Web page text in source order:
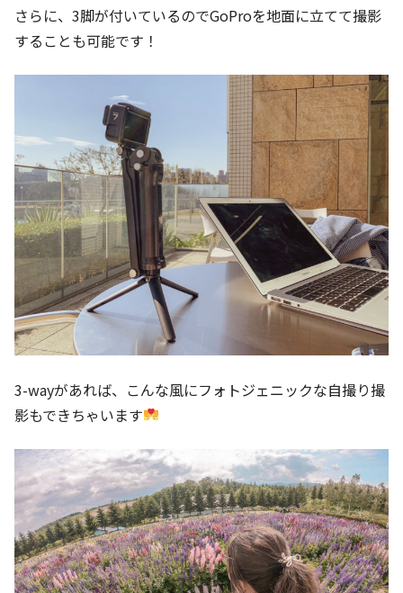
さらに、3脚が付いているのでGoProを地面に立てて撮影
することも可能です！
3-wayがあれば、こんな風にフォトジェニックな自撮り撮
影もできちゃいます